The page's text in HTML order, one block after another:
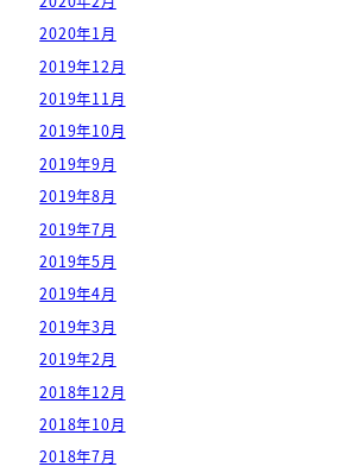
2020年1月
2019年12月
2019年11月
2019年10月
2019年9月
2019年8月
2019年7月
2019年5月
2019年4月
2019年3月
2019年2月
2018年12月
2018年10月
2018年7月